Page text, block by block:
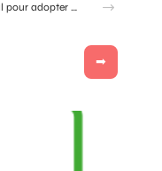
Durée de vie poule pondeuse : âge idéal pour adopter ou renouveler ?